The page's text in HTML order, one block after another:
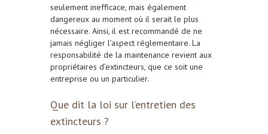
seulement inefficace, mais également
dangereux au moment où il serait le plus
nécessaire. Ainsi, il est recommandé de ne
jamais négliger l’aspect réglementaire. La
responsabilité de la maintenance revient aux
propriétaires d’extincteurs, que ce soit une
entreprise ou un particulier.
Que dit la loi sur l’entretien des
extincteurs ?